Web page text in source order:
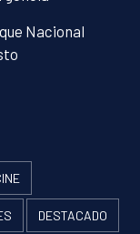
Nacional
DESTACADO